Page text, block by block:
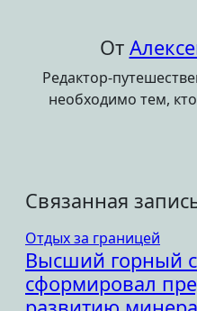
От
Редактор-
необходимо тем,
Связанная
Отдых за границей
Высший горный
сформировал